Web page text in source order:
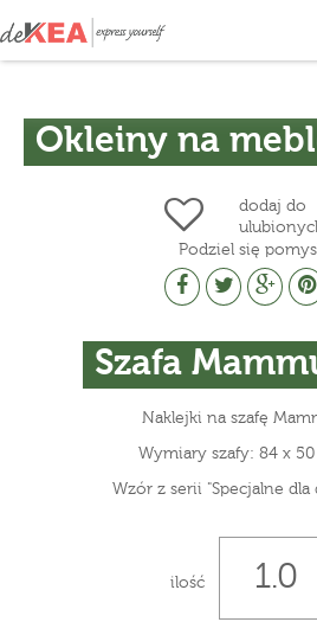
Okleiny na
dodaj do
Podziel się
Szafa
Naklejki na szafę
Wymiary szafy: 84 x
Wzór z serii "Specjalne
ilość